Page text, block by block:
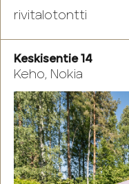
rivitalotontti
Keskisentie 14
Keho, Nokia